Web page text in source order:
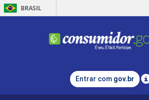
BRASIL
Entrar com gov.br